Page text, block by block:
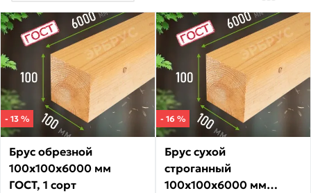
Брус
обрезной
Товаров
акции:
Доска
строганная
Товаров
по
акции:
38
- 13 %
Брус обрезной
100х100х6000 мм
ГОСТ, 1 сорт
- 16 %
Брус сухой
строганный
100х100х6000 мм